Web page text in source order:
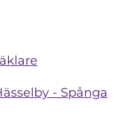
- Spånga